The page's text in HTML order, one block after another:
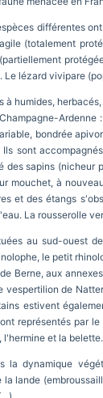
différentes
(totalement
Le lézard vivipare
à humides,
bondrée
sont
sapins
mouchet, à
et des étangs
La rousserolle
au sud-ouest
le petit
Berne, aux
de
estivent
représentés par
et la
dynamique
lande